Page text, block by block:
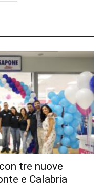
tre nuove
e Calabria